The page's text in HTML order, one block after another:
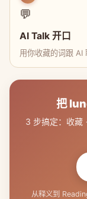
💬
AI Talk 开口
用你收藏的词跟 AI
把
3 步搞定：收
从释义到